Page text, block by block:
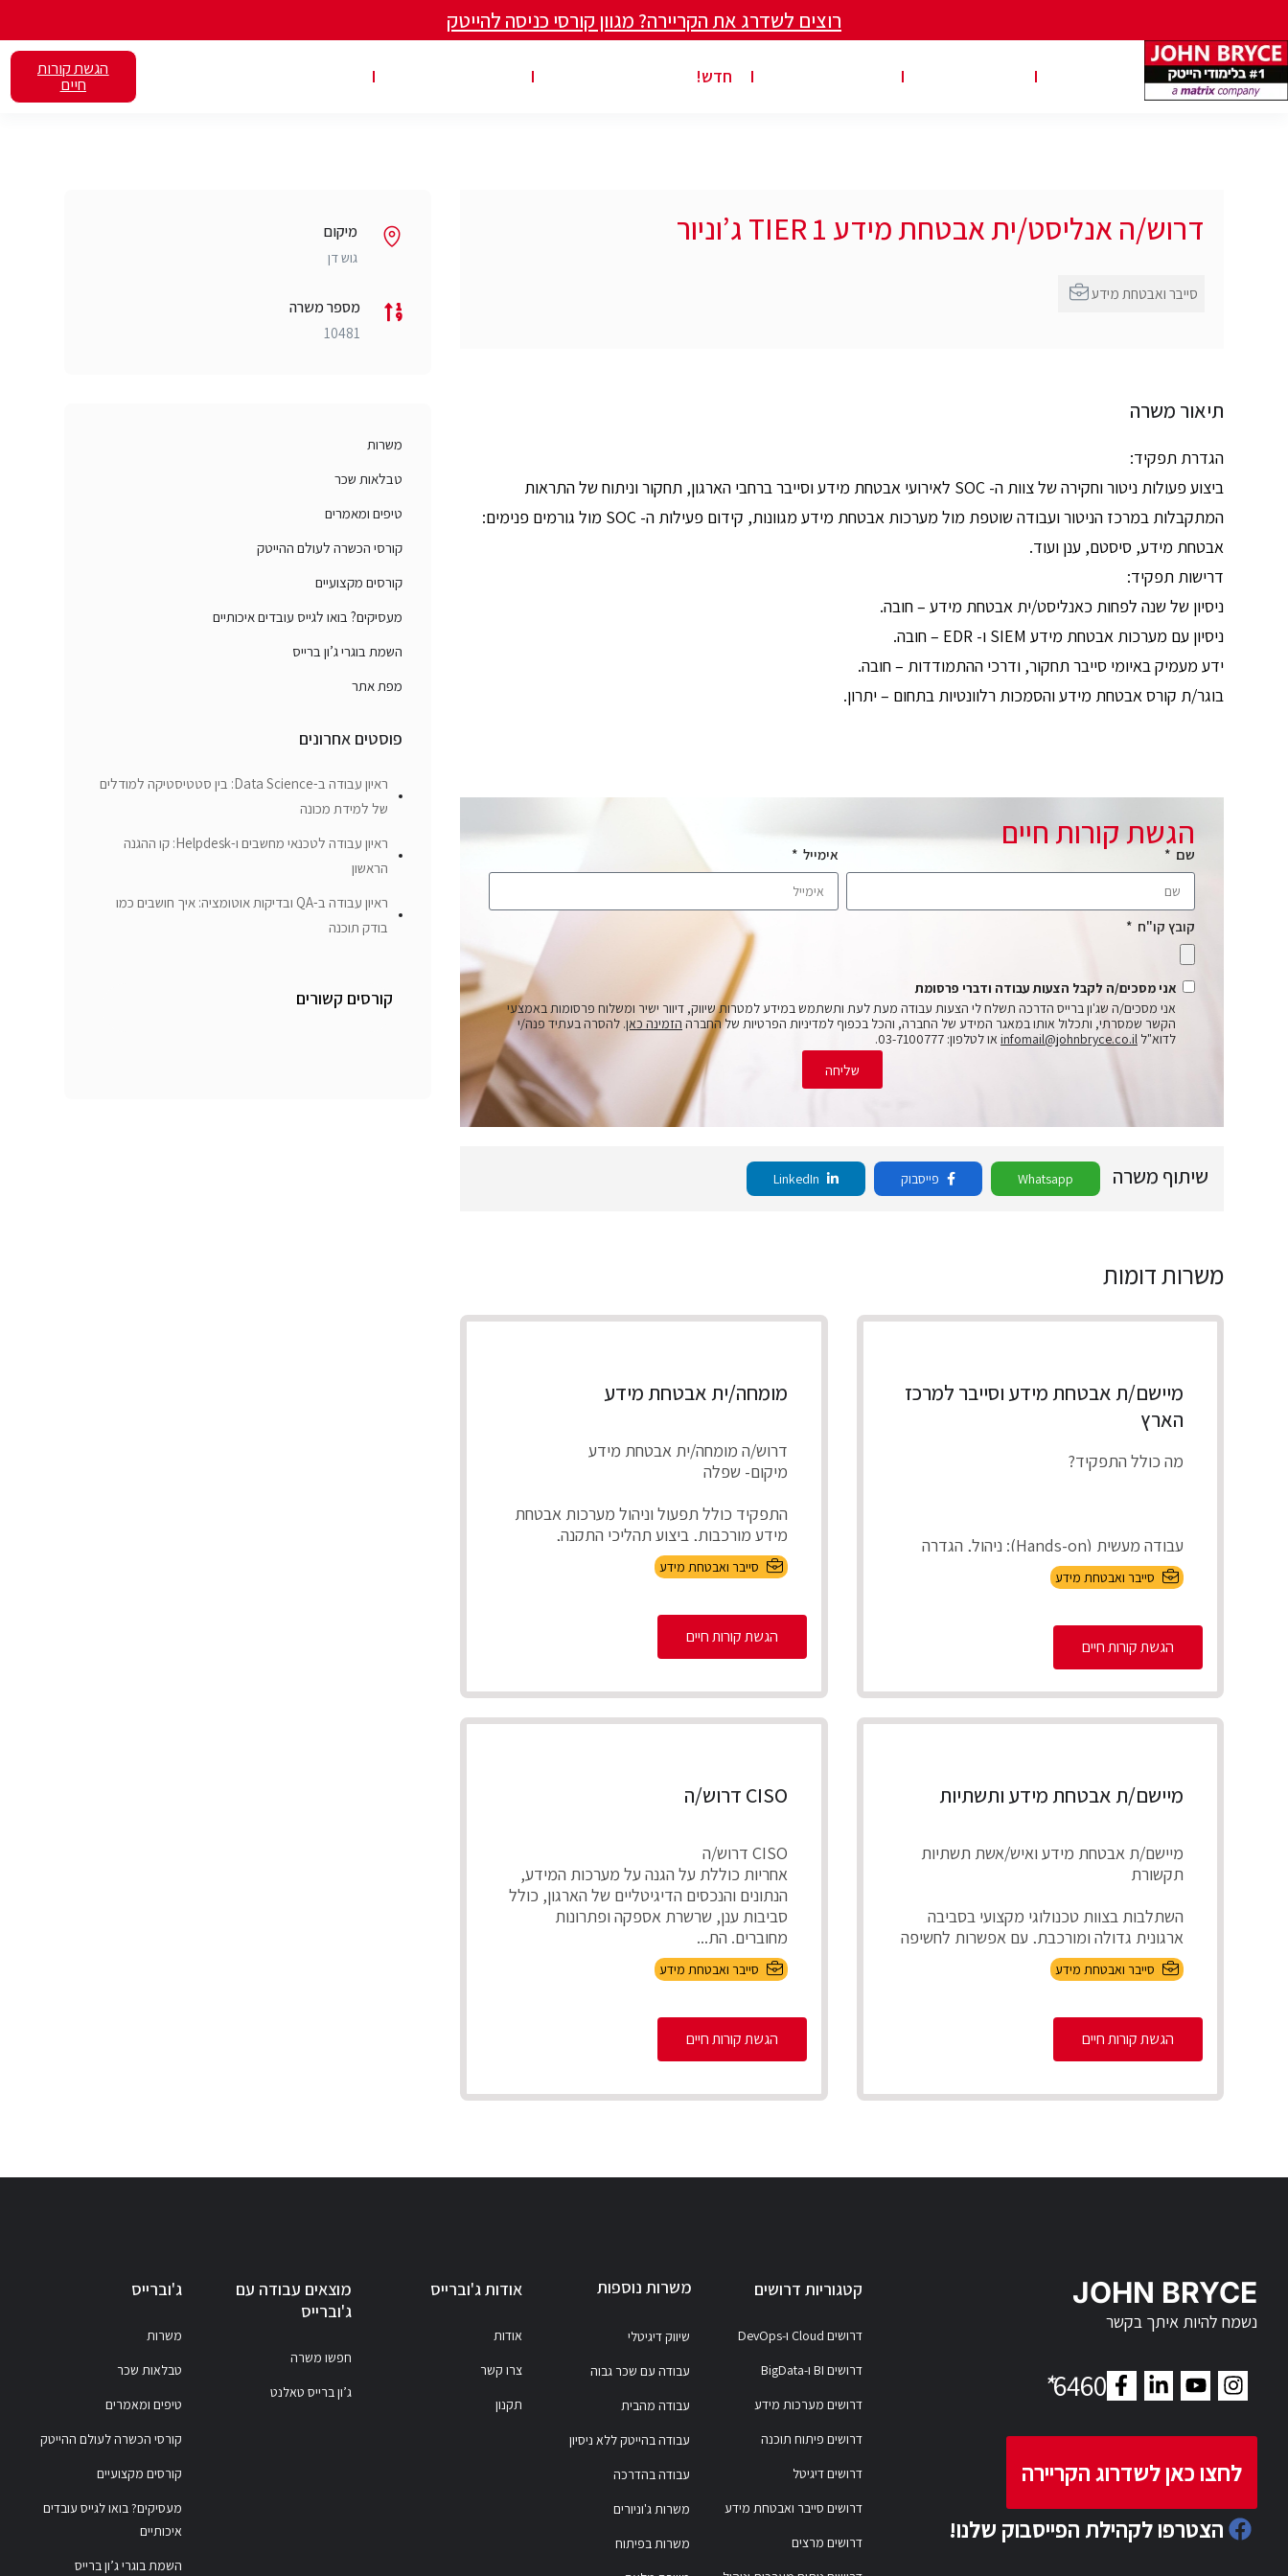
רוצים לשדרג את הקריירה? מגוון קורסי כניסה להייטק
חדש! הגשת קורות
חיים
דרוש/ה אנליסט/ית אבטחת מידע 1 TIER ג’וניור
תיאור משרה
הגדרת תפקיד:
ביצוע פעולות ניטור וחקירה של צוות ה- SOC לאירועי אבטחת מידע וסייבר ברחבי הארגון, תחקור וניתוח של התראות
המתקבלות במרכז הניטור ועבודה שוטפת מול מערכות אבטחת מידע מגוונות, קידום פעילות ה- SOC מול גורמים פנימים:
אבטחת מידע, סיסטם, ענן ועוד.
דרישות תפקיד:
ניסיון של שנה לפחות כאנליסט/ית אבטחת מידע – חובה.
ניסיון עם מערכות אבטחת מידע SIEM ו- EDR – חובה.
ידע מעמיק באיומי סייבר תחקור, ודרכי ההתמודדות – חובה.
בוגר/ת קורס אבטחת מידע והסמכות רלוונטיות בתחום – יתרון.
הגשת קורות חיים
שם אימייל
קובץ קו"ח
אני מסכים/ה לקבל הצעות עבודה ודברי פרסומת
אני מסכים/ה שג'ון ברייס הדרכה תשלח לי הצעות עבודה מעת לעת ותשתמש במידע למטרות שיווק, דיוור ישיר ומשלוח פרסומות באמצעי
הקשר שמסרתי, ותכלול אותו במאגר המידע של החברה, והכל בכפוף למדיניות הפרטיות של החברה הזמינה כאן. להסרה בעתיד פנה/י
לדוא"ל infomail@johnbryce.co.il או לטלפון: 03-7100777.
שליחה
שיתוף משרה Whatsapp פייסבוק
משרות דומות
מיישם/ת אבטחת מידע וסייבר למרכז
הארץ
מה כולל התפקיד?
עבודה מעשית (Hands-on): ניהול, הגדרה
ותחזוקה של מערכות אבטחת המידע בארגון
(On-Premises ובענן).
Incident Respons...
סייבר ואבטחת מידע
הגשת קורות חיים
מומחה/ית אבטחת מידע
דרוש/ה מומחה/ית אבטחת מידע
מיקום- שפלה
התפקיד כולל תפעול וניהול מערכות אבטחת
מידע מורכבות, ביצוע תהליכי התקנה,
שדרוג ועדכון ציודי אבטחת ...
סייבר ואבטחת מידע
הגשת קורות חיים
מיישם/ת אבטחת מידע ותשתיות
מיישם/ת אבטחת מידע ואיש/אשת תשתיות
תקשורת
השתלבות בצוות טכנולוגי מקצועי בסביבה
ארגונית גדולה ומורכבת, עם אפשרות לחשיפה
למגוון רחב של טכנ...
סייבר ואבטחת מידע
הגשת קורות חיים
CISO דרוש/ה
CISO דרוש/ה
אחריות כוללת על הגנה על מערכות המידע,
הנתונים והנכסים הדיגיטליים של הארגון, כולל
סביבות ענן, שרשרת אספקה ופתרונות
מחוברים. הת...
סייבר ואבטחת מידע
הגשת קורות חיים
מיקום
גוש דן
מספר משרה
10481
משרות
טבלאות שכר
טיפים ומאמרים
קורסי הכשרה לעולם ההייטק
קורסים מקצועיים
מעסיקים? בואו לגייס עובדים איכותיים
השמת בוגרי ג’ון ברייס
מפת אתר
פוסטים אחרונים
ראיון עבודה ב-Data Science: בין סטטיסטיקה למודלים
של למידת מכונה
ראיון עבודה לטכנאי מחשבים ו-Helpdesk: קו ההגנה
הראשון
ראיון עבודה ב-QA ובדיקות אוטומציה: איך חושבים כמו
בודק תוכנה
קורסים קשורים
JOHN BRYCE
נשמח להיות איתך בקשר
6460
*
לחצו כאן לשדרוג הקריירה
הצטרפו לקהילת הפייסבוק שלנו!
קטגוריות דרושים
דרושים Cloud ו-DevOps
דרושים BI ו-BigData
דרושים מערכות מידע
דרושים פיתוח תוכנה
דרושים דיגיטל
דרושים סייבר ואבטחת מידע
דרושים מרצים
משרות נוספות
שיווק דיגיטלי
עבודה עם שכר גבוה
עבודה מהבית
עבודה בהייטק ללא ניסיון
עבודה בהדרכה
משרות ג'וניורים
משרות בפיתוח
אודות ג'וברייס
אודות
צרו קשר
תקנון
מוצאים עבודה עם
ג'וברייס
חפשו משרה
ג’ון ברייס טאלנט
ג'וברייס
משרות
טבלאות שכר
טיפים ומאמרים
קורסי הכשרה לעולם ההייטק
קורסים מקצועיים
מעסיקים? בואו לגייס עובדים
איכותיים
השמת בוגרי ג’ון ברייס